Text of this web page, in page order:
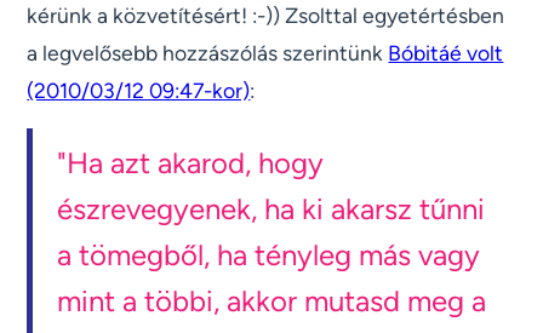
kérünk a közvetítésért! :-)) Zsolttal egyetértésben
a legvelősebb hozzászólás szerintünk Bóbitáé volt
(2010/03/12 09:47-kor):
"Ha azt akarod, hogy
észrevegyenek, ha ki akarsz tűnni
a tömegből, ha tényleg más vagy
mint a többi, akkor mutasd meg a